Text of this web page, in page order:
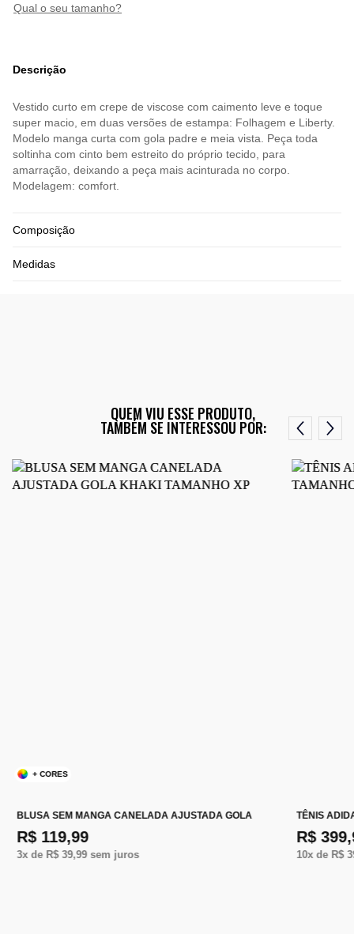
qual o seu tamanho?
Descrição
Vestido curto em crepe de viscose com caimento leve e toque
super macio, em duas versões de estampa: Folhagem e Liberty.
Modelo manga curta com gola padre e meia vista. Peça toda
soltinha com cinto bem estreito do próprio tecido, para
amarração, deixando a peça mais acinturada no corpo.
Modelagem: comfort.
Composição
Medidas
QUEM VIU ESSE PRODUTO,
TAMBÉM SE INTERESSOU POR:
+ CORES
BLUSA SEM MANGA CANELADA AJUSTADA GOLA
R$ 119,99
3x de R$ 39,99sem juros
TÊNIS
R$
10x de R$